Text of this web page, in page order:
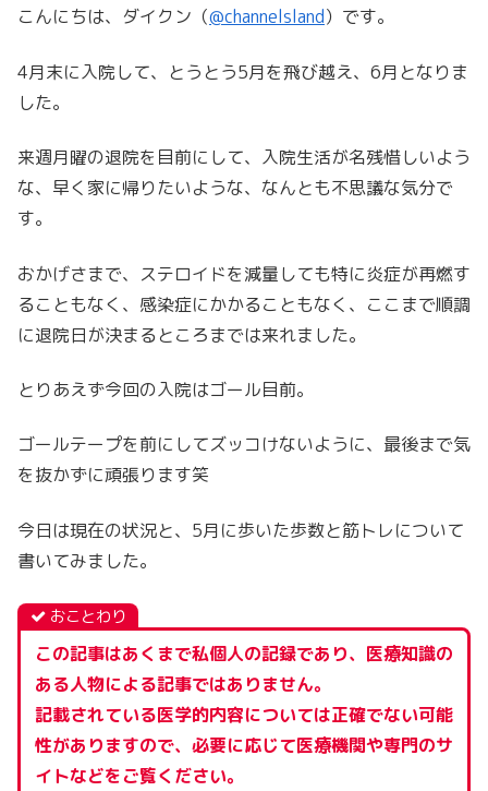
こんにちは、ダイクン（@channelsland）です。
4月末に入院して、とうとう5月を飛び越え、6月となりま
した。
来週月曜の退院を目前にして、入院生活が名残惜しいよう
な、早く家に帰りたいような、なんとも不思議な気分で
す。
おかげさまで、ステロイドを減量しても特に炎症が再燃す
ることもなく、感染症にかかることもなく、ここまで順調
に退院日が決まるところまでは来れました。
とりあえず今回の入院はゴール目前。
ゴールテープを前にしてズッコけないように、最後まで気
を抜かずに頑張ります笑
今日は現在の状況と、5月に歩いた歩数と筋トレについて
書いてみました。
おことわり
この記事はあくまで私個人の記録であり、医療知識の
ある人物による記事ではありません。
記載されている医学的内容については正確でない可能
性がありますので、必要に応じて医療機関や専門のサ
イトなどをご覧ください。